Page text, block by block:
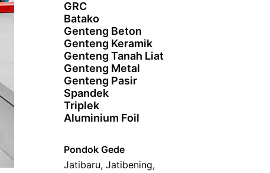
GRC
Batako
Genteng Beton
Genteng Keramik
Genteng Tanah Liat
Genteng Metal
Genteng Pasir
Spandek
Triplek
Aluminium Foil
Pondok Gede
Jatibaru, Jatibening,